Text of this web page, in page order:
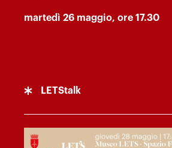
martedì 26 maggio, ore 17.30
LETStalk